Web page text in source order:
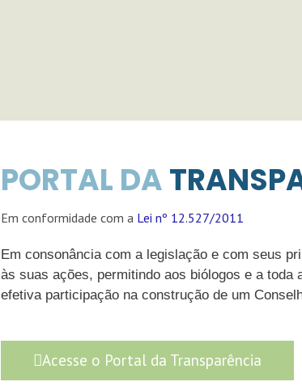
PORTAL DA
Em conformidade com a Lei nº 12.527/2011
Em consonância com a legislação e com seus
às suas ações, permitindo aos biólogos e a
efetiva participação na construção de um
Acesse o Portal da Transparência